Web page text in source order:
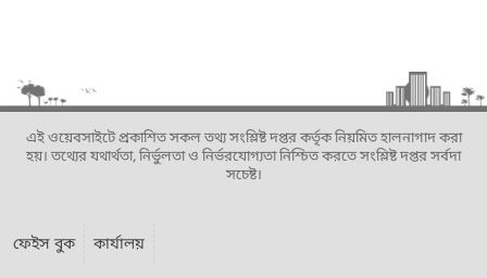
এই ওয়েবসাইটে প্রকাশিত সকল তথ্য সংশ্লিষ্ট দপ্তর কর্তৃক নিয়মিত হালনাগাদ করা
হয়। তথ্যের যথার্থতা, নির্ভুলতা ও নির্ভরযোগ্যতা নিশ্চিত করতে সংশ্লিষ্ট দপ্তর সর্বদা
সচেষ্ট।
ফেইস বুক কার্যালয়